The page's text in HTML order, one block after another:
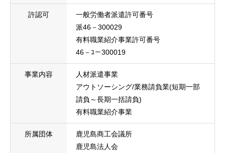
許認可
一般労働者派遣許可番号
派46－300029
有料職業紹介事業許可番号
46－ﾕ－300019
事業内容
人材派遣事業
アウトソーシング/業務請負業(短期一部
請負～長期一括請負)
有料職業紹介事業
所属団体
鹿児島商工会議所
鹿児島法人会